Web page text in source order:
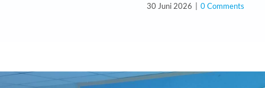
30 Juni 2026 0 Comments